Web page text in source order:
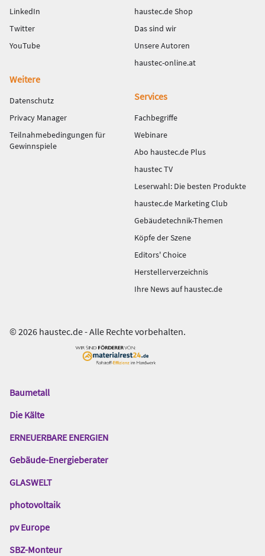
LinkedIn
Twitter
YouTube
haustec.de Shop
Das sind wir
Unsere Autoren
haustec-online.at
Weitere
Datenschutz
Privacy Manager
Teilnahmebedingungen für
Gewinnspiele
Services
Fachbegriffe
Webinare
Abo haustec.de Plus
haustec TV
Leserwahl: Die besten Produkte
haustec.de Marketing Club
Gebäudetechnik-Themen
Köpfe der Szene
Editors' Choice
Herstellerverzeichnis
Ihre News auf haustec.de
© 2026 haustec.de - Alle Rechte vorbehalten.
Das
Gentner
Baumetall
Die Kälte
ERNEUERBARE ENERGIEN
Gebäude-Energieberater
GLASWELT
photovoltaik
pv Europe
SBZ-Monteur